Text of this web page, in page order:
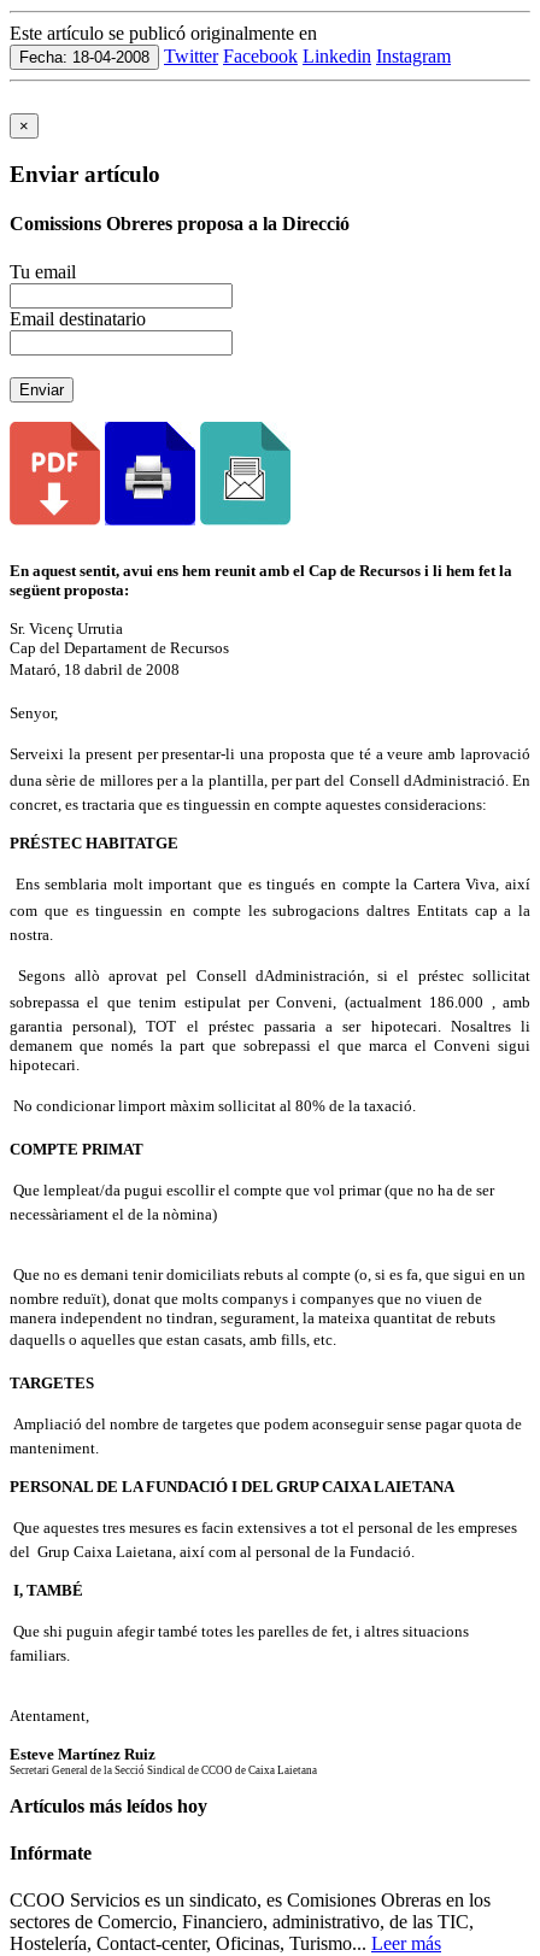
Este artículo se publicó originalmente en
Fecha: 18-04-2008 Twitter Facebook Linkedin Instagram
×
Enviar artículo
Comissions Obreres proposa a la Direcció
Tu email
Email destinatario
Enviar
En aquest sentit, avui ens hem reunit amb el Cap de Recursos i li hem fet la
següent proposta:
Sr. Vicenç Urrutia
Cap del Departament de Recursos
Mataró, 18 dabril de 2008
Senyor,
Serveixi la present per presentar-li una proposta que té a veure amb laprovació
duna sèrie de millores per a la plantilla, per part del Consell dAdministració. En
concret, es tractaria que es tinguessin en compte aquestes consideracions:
PRÉSTEC HABITATGE
Ens semblaria molt important que es tingués en compte la Cartera Viva, així
com que es tinguessin en compte les subrogacions daltres Entitats cap a la
nostra.
Segons allò aprovat pel Consell dAdministración, si el préstec sollicitat
sobrepassa el que tenim estipulat per Conveni, (actualment 186.000 , amb
garantia personal), TOT el préstec passaria a ser hipotecari. Nosaltres li
demanem que només la part que sobrepassi el que marca el Conveni sigui
hipotecari.
No condicionar limport màxim sollicitat al 80% de la taxació.
COMPTE PRIMAT
Que lempleat/da pugui escollir el compte que vol primar (que no ha de ser
necessàriament el de la nòmina)
Que no es demani tenir domiciliats rebuts al compte (o, si es fa, que sigui en un
nombre reduït), donat que molts companys i companyes que no viuen de
manera independent no tindran, segurament, la mateixa quantitat de rebuts
daquells o aquelles que estan casats, amb fills, etc.
TARGETES
Ampliació del nombre de targetes que podem aconseguir sense pagar quota de
manteniment.
PERSONAL DE LA FUNDACIÓ I DEL GRUP CAIXA LAIETANA
Que aquestes tres mesures es facin extensives a tot el personal de les empreses
del Grup Caixa Laietana, així com al personal de la Fundació.
I, TAMBÉ
Que shi puguin afegir també totes les parelles de fet, i altres situacions
familiars.
Atentament,
Esteve Martínez Ruiz
Secretari General de la Secció Sindical de CCOO de Caixa Laietana
Artículos más leídos hoy
Infórmate
CCOO Servicios es un sindicato, es Comisiones Obreras en los
sectores de Comercio, Financiero, administrativo, de las TIC,
Hostelería, Contact-center, Oficinas, Turismo... Leer más